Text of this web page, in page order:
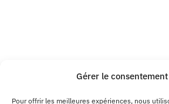
Gérer le
Pour offrir les meilleures expériences, nous